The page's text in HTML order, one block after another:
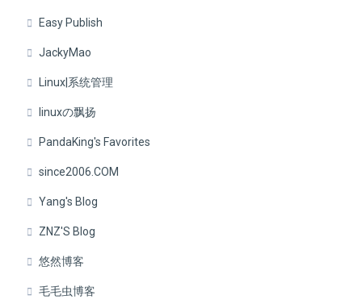
Easy Publish
JackyMao
Linux|系统管理
linuxの飘扬
PandaKing's Favorites
since2006.COM
Yang's Blog
ZNZ'S Blog
悠然博客
毛毛虫博客